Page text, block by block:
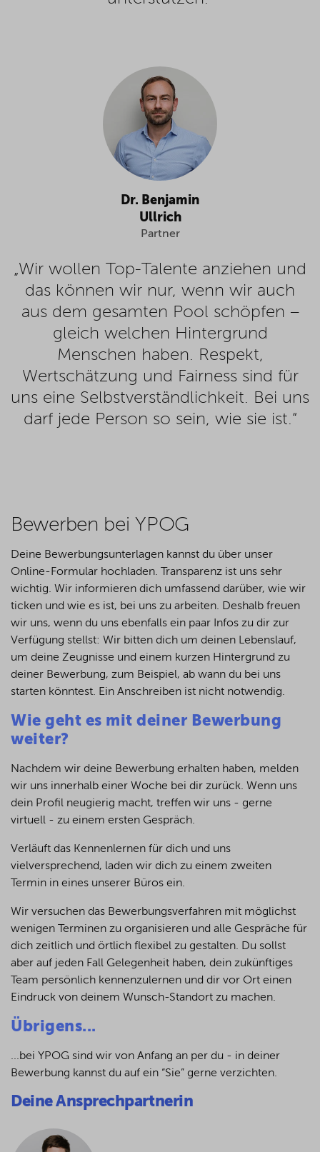
Dr. Benjamin
Ullrich
Partner
„Wir wollen Top-Talente anziehen und
das können wir nur, wenn wir auch
aus dem gesamten Pool schöpfen –
gleich welchen Hintergrund
Menschen haben. Respekt,
Wertschätzung und Fairness sind für
uns eine Selbstverständlichkeit. Bei uns
darf jede Person so sein, wie sie ist.“
Bewerben bei YPOG
Deine Bewerbungsunterlagen kannst du über unser
Online-Formular hochladen. Transparenz ist uns sehr
wichtig. Wir informieren dich umfassend darüber, wie wir
ticken und wie es ist, bei uns zu arbeiten. Deshalb freuen
wir uns, wenn du uns ebenfalls ein paar Infos zu dir zur
Verfügung stellst: Wir bitten dich um deinen Lebenslauf,
um deine Zeugnisse und einem kurzen Hintergrund zu
deiner Bewerbung, zum Beispiel, ab wann du bei uns
starten könntest. Ein Anschreiben ist nicht notwendig.
Wie geht es mit deiner Bewerbung
weiter?
Nachdem wir deine Bewerbung erhalten haben, melden
wir uns innerhalb einer Woche bei dir zurück. Wenn uns
dein Profil neugierig macht, treffen wir uns - gerne
virtuell - zu einem ersten Gespräch.
Verläuft das Kennenlernen für dich und uns
vielversprechend, laden wir dich zu einem zweiten
Termin in eines unserer Büros ein.
Wir versuchen das Bewerbungsverfahren mit möglichst
wenigen Terminen zu organisieren und alle Gespräche für
dich zeitlich und örtlich flexibel zu gestalten. Du sollst
aber auf jeden Fall Gelegenheit haben, dein zukünftiges
Team persönlich kennenzulernen und dir vor Ort einen
Eindruck von deinem Wunsch-Standort zu machen.
Übrigens...
...bei YPOG sind wir von Anfang an per du - in deiner
Bewerbung kannst du auf ein “Sie” gerne verzichten.
Deine Ansprechpartnerin